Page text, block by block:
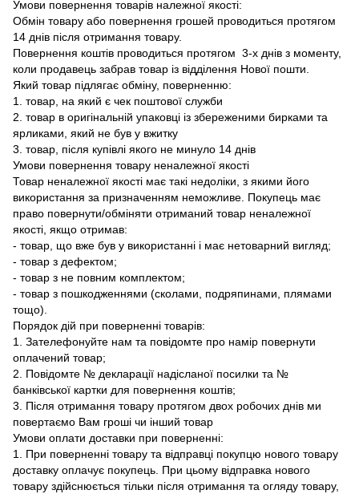
Умови повернення товарів належної якості:
Обмін товару або повернення грошей проводиться протягом
14 днів після отримання товару.
Повернення коштів проводиться протягом 3-х днів з моменту,
коли продавець забрав товар із відділення Нової пошти.
Який товар підлягає обміну, поверненню:
1. товар, на який є чек поштової служби
2. товар в оригінальній упаковці із збереженими бирками та
ярликами, який не був у вжитку
3. товар, після купівлі якого не минуло 14 днів
Умови повернення товару неналежної якості
Товар неналежної якості має такі недоліки, з якими його
використання за призначенням неможливе. Покупець має
право повернути/обміняти отриманий товар неналежної
якості, якщо отримав:
- товар, що вже був у використанні і має нетоварний вигляд;
- товар з дефектом;
- товар з не повним комплектом;
- товар з пошкодженнями (сколами, подряпинами, плямами
тощо).
Порядок дій при поверненні товарів:
1. Зателефонуйте нам та повідомте про намір повернути
оплачений товар;
2. Повідомте № декларації надісланої посилки та №
банківської картки для повернення коштів;
3. Після отримання товару протягом двох робочих днів ми
повертаємо Вам гроші чи інший товар
Умови оплати доставки при поверненні:
1. При поверненні товару та відправці покупцю нового товару
доставку оплачує покупець. При цьому відправка нового
товару здійснюється тільки після отримання та огляду товару,